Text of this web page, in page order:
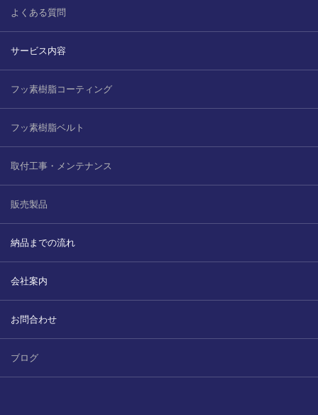
よくある質問
サービス内容
フッ素樹脂コーティング
フッ素樹脂ベルト
取付工事・メンテナンス
販売製品
納品までの流れ
会社案内
お問合わせ
ブログ